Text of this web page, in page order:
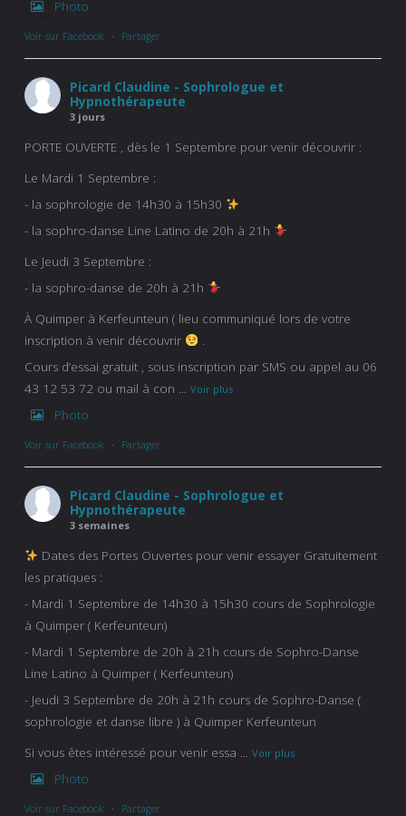
Photo
Voir sur Facebook · Partager
Picard Claudine - Sophrologue et
Hypnothérapeute
3 jours
PORTE OUVERTE , dès le 1 Septembre pour venir découvrir :
Le Mardi 1 Septembre :
- la sophrologie de 14h30 à 15h30
- la sophro-danse Line Latino de 20h à 21h
Le Jeudi 3 Septembre :
- la sophro-danse de 20h à 21h
À Quimper à Kerfeunteun ( lieu communiqué lors de votre
inscription à venir découvrir
.
Cours d’essai gratuit , sous inscription par SMS ou appel au 06
43 12 53 72 ou mail à con ... Voir plus
Photo
Voir sur Facebook · Partager
Picard Claudine - Sophrologue et
Hypnothérapeute
3 semaines
Dates des Portes Ouvertes pour venir essayer Gratuitement
les pratiques :
- Mardi 1 Septembre de 14h30 à 15h30 cours de Sophrologie
à Quimper ( Kerfeunteun)
- Mardi 1 Septembre de 20h à 21h cours de Sophro-Danse
Line Latino à Quimper ( Kerfeunteun)
- Jeudi 3 Septembre de 20h à 21h cours de Sophro-Danse (
sophrologie et danse libre ) à Quimper Kerfeunteun
Si vous êtes intéressé pour venir essa ... Voir plus
Photo
Voir sur Facebook · Partager